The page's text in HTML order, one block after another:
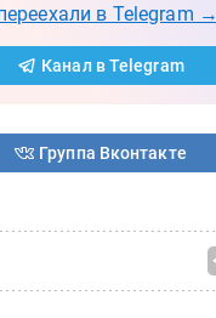
в Telegram →
Канал в Telegram
Группа Вконтакте